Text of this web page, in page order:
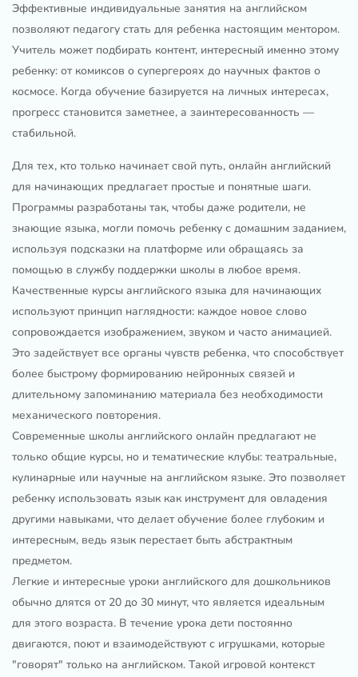
Эффективные индивидуальные занятия на английском
позволяют педагогу стать для ребенка настоящим ментором.
Учитель может подбирать контент, интересный именно этому
ребенку: от комиксов о супергероях до научных фактов о
космосе. Когда обучение базируется на личных интересах,
прогресс становится заметнее, а заинтересованность —
стабильной.
Для тех, кто только начинает свой путь, онлайн английский
для начинающих предлагает простые и понятные шаги.
Программы разработаны так, чтобы даже родители, не
знающие языка, могли помочь ребенку с домашним заданием,
используя подсказки на платформе или обращаясь за
помощью в службу поддержки школы в любое время.
Качественные курсы английского языка для начинающих
используют принцип наглядности: каждое новое слово
сопровождается изображением, звуком и часто анимацией.
Это задействует все органы чувств ребенка, что способствует
более быстрому формированию нейронных связей и
длительному запоминанию материала без необходимости
механического повторения.
Современные школы английского онлайн предлагают не
только общие курсы, но и тематические клубы: театральные,
кулинарные или научные на английском языке. Это позволяет
ребенку использовать язык как инструмент для овладения
другими навыками, что делает обучение более глубоким и
интересным, ведь язык перестает быть абстрактным
предметом.
Легкие и интересные уроки английского для дошкольников
обычно длятся от 20 до 30 минут, что является идеальным
для этого возраста. В течение урока дети постоянно
двигаются, поют и взаимодействуют с игрушками, которые
"говорят" только на английском. Такой игровой контекст